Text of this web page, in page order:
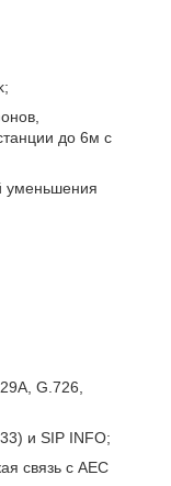
до 6м с
уменьшения
G.726,
и SIP INFO;
связь с AEC